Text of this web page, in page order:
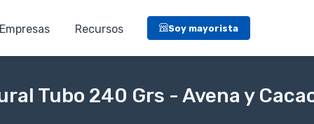
Recursos Soy mayorista
Tubo 240 Grs - Avena y